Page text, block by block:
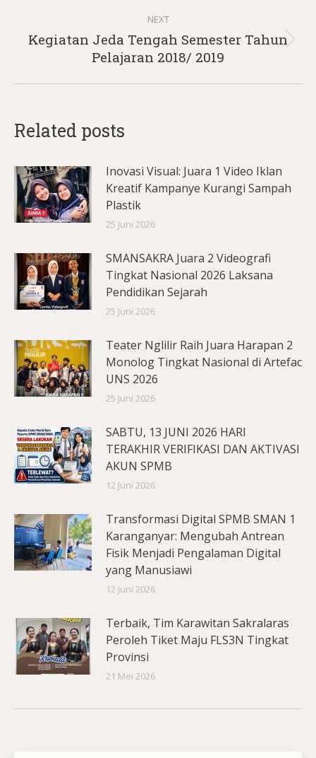
NEXT
Next
post:
Kegiatan Jeda Tengah Semester Tahun
Pelajaran 2018/ 2019
Related posts
Inovasi Visual: Juara 1 Video Iklan
Kreatif Kampanye Kurangi Sampah
Plastik
25 Juni 2026
SMANSAKRA Juara 2 Videografi
Tingkat Nasional 2026 Laksana
Pendidikan Sejarah
25 Juni 2026
Teater Nglilir Raih Juara Harapan 2
Monolog Tingkat Nasional di Artefac
UNS 2026
25 Juni 2026
SABTU, 13 JUNI 2026 HARI
TERAKHIR VERIFIKASI DAN AKTIVASI
AKUN SPMB
12 Juni 2026
Transformasi Digital SPMB SMAN 1
Karanganyar: Mengubah Antrean
Fisik Menjadi Pengalaman Digital
yang Manusiawi
12 Juni 2026
Terbaik, Tim Karawitan Sakralaras
Peroleh Tiket Maju FLS3N Tingkat
Provinsi
21 Mei 2026